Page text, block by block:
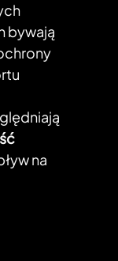
bywają
na